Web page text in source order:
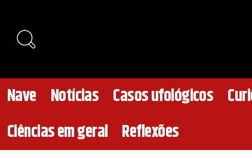
Nave Notícias Casos ufológicos
Ciências em geral Reflexões